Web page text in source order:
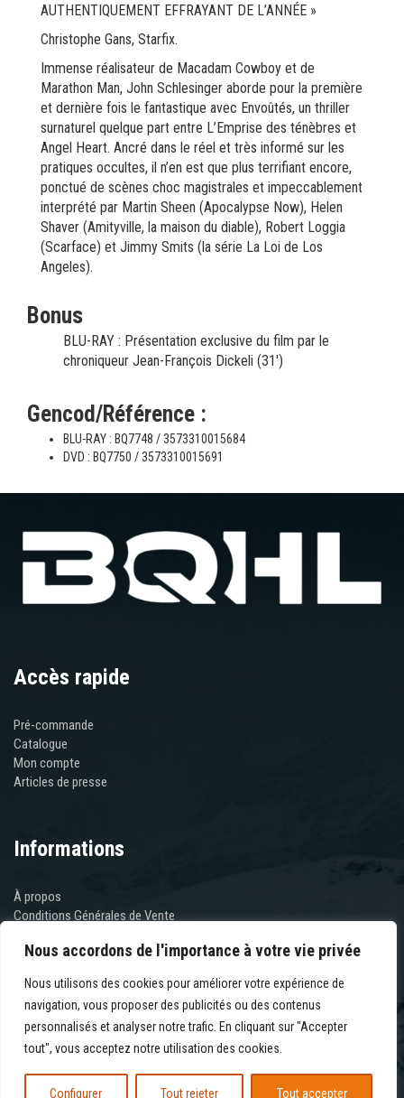
Nous accordons de l'importance à votre vie privée
Nous utilisons des cookies pour améliorer votre expérience de
navigation, vous proposer des publicités ou des contenus
personnalisés et analyser notre trafic. En cliquant sur "Accepter
tout", vous acceptez notre utilisation des cookies.
Configurer Tout rejeter Tout accepter
AUTHENTIQUEMENT EFFRAYANT DE L’ANNÉE »
Christophe Gans, Starfix.
Immense réalisateur de Macadam Cowboy et de
Marathon Man, John Schlesinger aborde pour la première
et dernière fois le fantastique avec Envoûtés, un thriller
surnaturel quelque part entre L’Emprise des ténèbres et
Angel Heart. Ancré dans le réel et très informé sur les
pratiques occultes, il n’en est que plus terrifiant encore,
ponctué de scènes choc magistrales et impeccablement
interprété par Martin Sheen (Apocalypse Now), Helen
Shaver (Amityville, la maison du diable), Robert Loggia
(Scarface) et Jimmy Smits (la série La Loi de Los
Angeles).
Bonus
BLU-RAY : Présentation exclusive du film par le
chroniqueur Jean-François Dickeli (31')
Gencod/Référence :
BLU-RAY : BQ7748 / 3573310015684
DVD : BQ7750 / 3573310015691
Accès rapide
Pré-commande
Catalogue
Mon compte
Articles de presse
Informations
À propos
Conditions Générales de Vente
Contactez-nous
Newsletter